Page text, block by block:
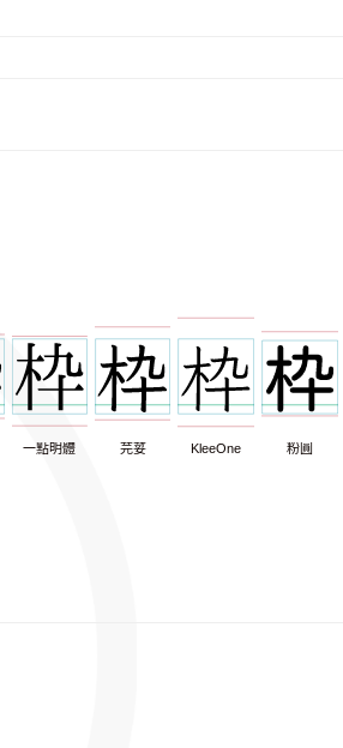
一點明體 芫荽 KleeOne 粉圓